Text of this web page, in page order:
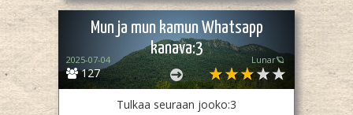
Mun ja mun kamun Whatsapp
kanava:3
127
2025-07-04 Lunar🪐
Tulkaa seuraan jooko:3